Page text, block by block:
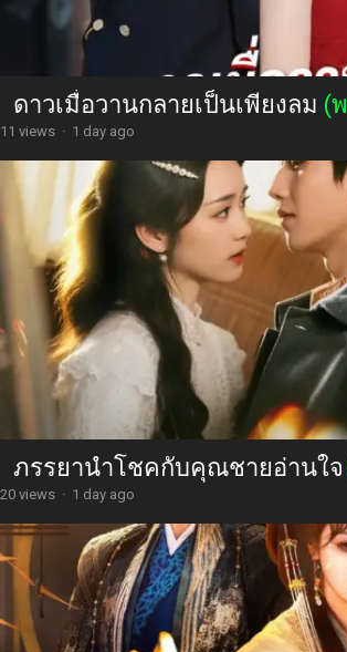
ดาวเมื่อวานกลายเป็นเพียงลม (
11 views · 1 day ago
ภรรยานำโชคกับคุณชายอ่านใจ
20 views · 1 day ago